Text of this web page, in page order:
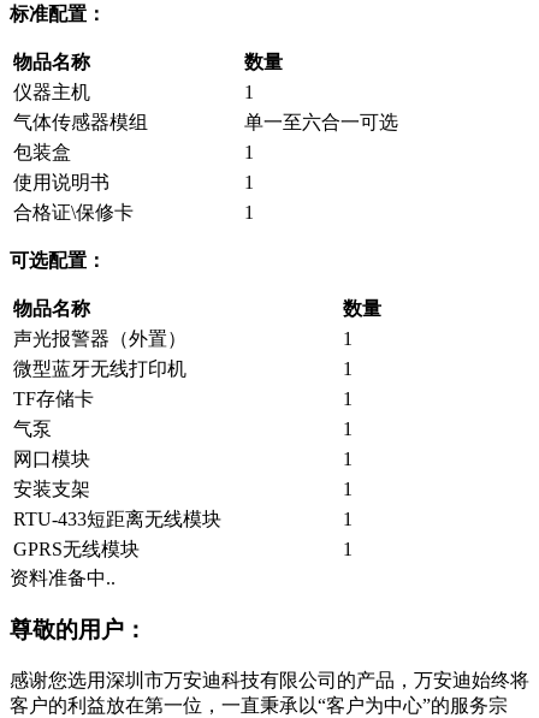
标准配置：
物品名称
数量
仪器主机
1
气体传感器模组
单一至六合一可选
包装盒
1
使用说明书
1
合格证\保修卡
1
可选配置：
物品名称
数量
声光报警器（外置）
1
微型蓝牙无线打印机
1
TF存储卡
1
气泵
1
网口模块
1
安装支架
1
RTU-433短距离无线模块
1
GPRS无线模块
1
资料准备中..
尊敬的用户：
感谢您选用深圳市万安迪科技有限公司的产品，万安迪始终将
客户的利益放在第一位，一直秉承以“客户为中心”的服务宗